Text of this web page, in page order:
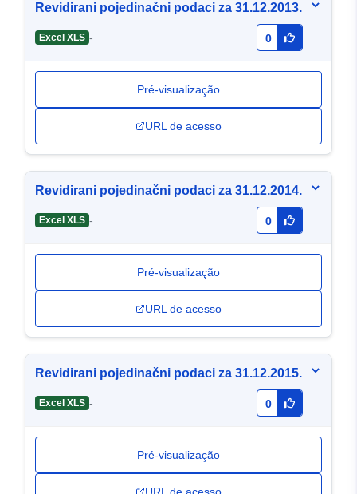
Revidirani pojedinačni podaci za 31.12.2013.
Excel XLS - 0
Pré-visualização
URL de acesso
Revidirani pojedinačni podaci za 31.12.2014.
Excel XLS - 0
Pré-visualização
URL de acesso
Revidirani pojedinačni podaci za 31.12.2015.
Excel XLS - 0
Pré-visualização